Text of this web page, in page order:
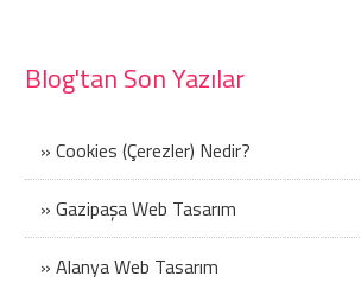
Blog'tan Son Yazılar
» Cookies (Çerezler) Nedir?
» Gazipaşa Web Tasarım
» Alanya Web Tasarım